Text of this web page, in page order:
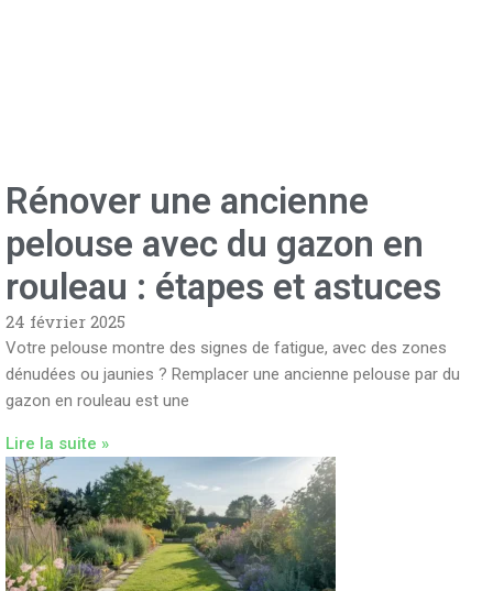
Rénover une ancienne
pelouse avec du gazon en
rouleau : étapes et astuces
24 février 2025
Votre pelouse montre des signes de fatigue, avec des zones
dénudées ou jaunies ? Remplacer une ancienne pelouse par du
gazon en rouleau est une
Lire la suite »